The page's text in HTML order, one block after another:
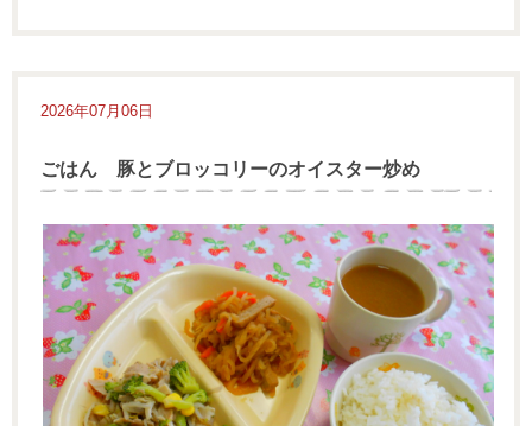
2026年07月06日
ごはん 豚とブロッコリーのオイスター炒め